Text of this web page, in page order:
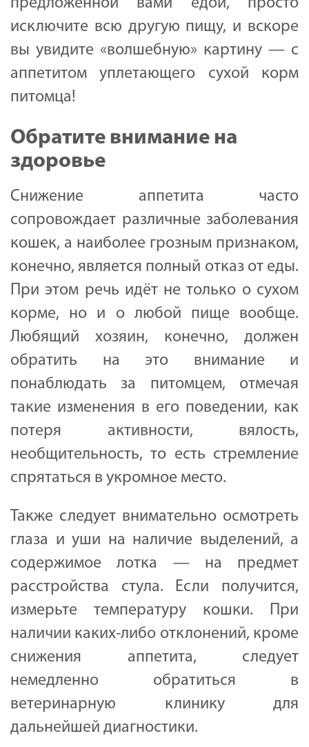
предложенной вами едой, просто
исключите всю другую пищу, и вскоре
вы увидите «волшебную» картину — с
аппетитом уплетающего сухой корм
питомца!
Обратите внимание на
здоровье
Снижение аппетита часто
сопровождает различные заболевания
кошек, а наиболее грозным признаком,
конечно, является полный отказ от еды.
При этом речь идёт не только о сухом
корме, но и о любой пище вообще.
Любящий хозяин, конечно, должен
обратить на это внимание и
понаблюдать за питомцем, отмечая
такие изменения в его поведении, как
потеря активности, вялость,
необщительность, то есть стремление
спрятаться в укромное место.
Также следует внимательно осмотреть
глаза и уши на наличие выделений, а
содержимое лотка — на предмет
расстройства стула. Если получится,
измерьте температуру кошки. При
наличии каких-либо отклонений, кроме
снижения аппетита, следует
немедленно обратиться в
ветеринарную клинику для
дальнейшей диагностики.